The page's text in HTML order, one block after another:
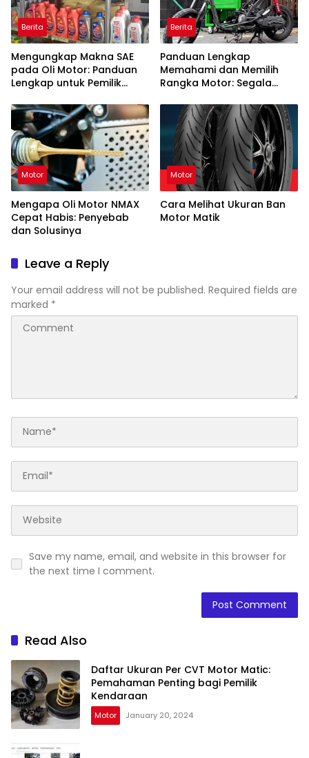
Berita
Mengungkap Makna SAE
pada Oli Motor: Panduan
Lengkap untuk Pemilik
Berita
Panduan Lengkap
Memahami dan Memilih
Rangka Motor: Segala
Motor
Mengapa Oli Motor NMAX
Cepat Habis: Penyebab
dan Solusinya
Motor
Cara Melihat Ukuran Ban
Motor Matik
Leave a Reply
Your email address will not be published. Required fields are
marked *
Save my name, email, and website in this browser for
the next time I comment.
Read Also
Daftar Ukuran Per CVT Motor Matic:
Pemahaman Penting bagi Pemilik
Kendaraan
Motor January 20, 2024